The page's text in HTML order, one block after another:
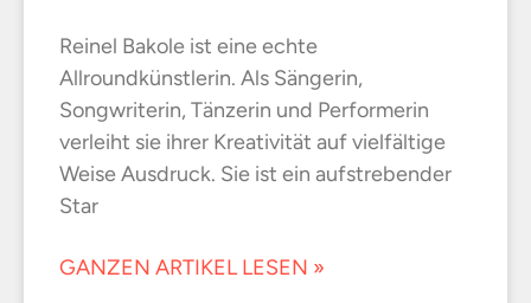
Reinel Bakole ist eine echte
Allroundkünstlerin. Als Sängerin,
Songwriterin, Tänzerin und Performerin
verleiht sie ihrer Kreativität auf vielfältige
Weise Ausdruck. Sie ist ein aufstrebender
Star
GANZEN ARTIKEL LESEN »